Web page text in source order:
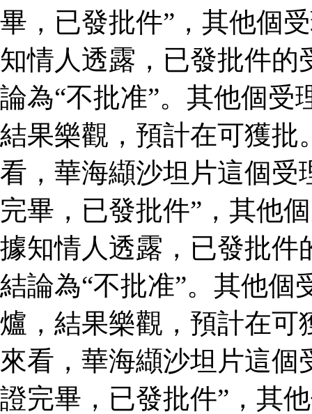
畢，已發批件”，其他個
知情人透露，已發批件的
論為“不批准”。其他個受
結果樂觀，預計在可獲批
看，華海纈沙坦片這個受
完畢，已發批件”，其他
據知情人透露，已發批件
結論為“不批准”。其他個
爐，結果樂觀，預計在可
來看，華海纈沙坦片這個
證完畢，已發批件”，其